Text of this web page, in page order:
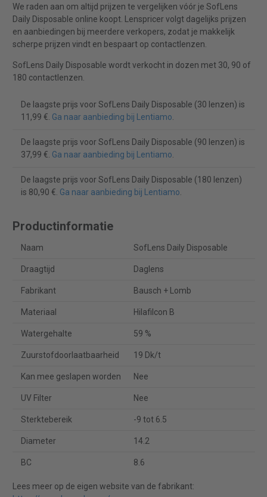
We raden aan om altijd prijzen te vergelijken vóór je SofLens
Daily Disposable online koopt. Lenspricer volgt dagelijks prijzen
en aanbiedingen bij meerdere verkopers, zodat je makkelijk
scherpe prijzen vindt en bespaart op contactlenzen.
SofLens Daily Disposable wordt verkocht in dozen met 30, 90 of
180 contactlenzen.
De laagste prijs voor SofLens Daily Disposable (30 lenzen) is
11,99 €. Ga naar aanbieding bij Lentiamo.
De laagste prijs voor SofLens Daily Disposable (90 lenzen) is
37,99 €. Ga naar aanbieding bij Lentiamo.
De laagste prijs voor SofLens Daily Disposable (180 lenzen)
is 80,90 €. Ga naar aanbieding bij Lentiamo.
Productinformatie
Naam SofLens Daily Disposable
Draagtijd Daglens
Fabrikant Bausch + Lomb
Materiaal Hilafilcon B
Watergehalte 59 %
Zuurstofdoorlaatbaarheid 19 Dk/t
Kan mee geslapen worden Nee
UV Filter Nee
Sterktebereik -9 tot 6.5
Diameter 14.2
BC 8.6
Lees meer op de eigen website van de fabrikant: